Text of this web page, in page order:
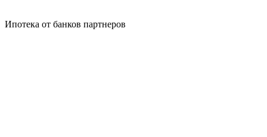
Ипотека от банков партнеров